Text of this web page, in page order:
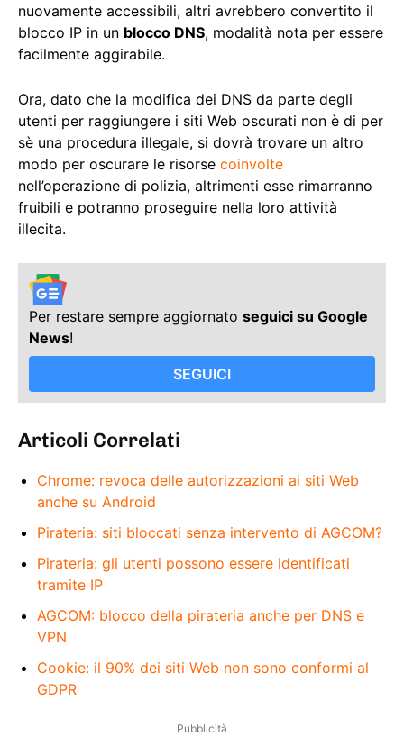
nuovamente accessibili, altri avrebbero convertito il
blocco IP in un blocco DNS, modalità nota per essere
facilmente aggirabile.
Ora, dato che la modifica dei DNS da parte degli
utenti per raggiungere i siti Web oscurati non è di per
sè una procedura illegale, si dovrà trovare un altro
modo per oscurare le risorse coinvolte
nell’operazione di polizia, altrimenti esse rimarranno
fruibili e potranno proseguire nella loro attività
illecita.
Per restare sempre aggiornato seguici su Google
News!
SEGUICI
Articoli Correlati
Chrome: revoca delle autorizzazioni ai siti Web
anche su Android
Pirateria: siti bloccati senza intervento di AGCOM?
Pirateria: gli utenti possono essere identificati
tramite IP
AGCOM: blocco della pirateria anche per DNS e
VPN
Cookie: il 90% dei siti Web non sono conformi al
GDPR
Pubblicità